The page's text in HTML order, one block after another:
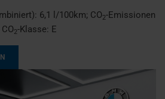
6,1 l/100km; CO2-Emissionen
CO2-Klasse: E